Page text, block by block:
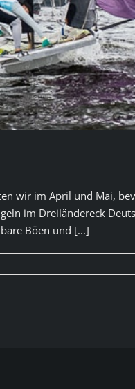
wir im April und Mai,
im Dreiländereck
Böen und [...]